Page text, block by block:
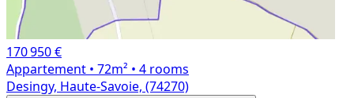
170 950 €
Appartement • 72m² • 4 rooms
Desingy, Haute-Savoie, (74270)